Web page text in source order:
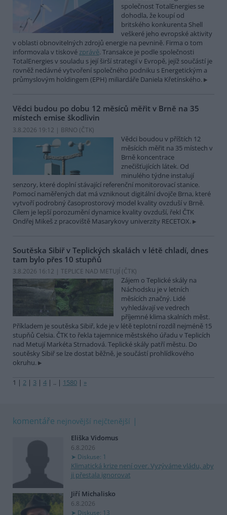
společnost TotalEnergies se
dohodla, že koupí od
britského konkurenta Shell
veškeré jeho evropské aktivity
v oblasti obnovitelných zdrojů energie na pevnině. Firma o tom
informovala v tiskovézprávě. Transakce je podle společnosti
TotalEnergies v souladu s její širší strategií v Evropě, jejíž součástí je
rovněž nedávné vytvoření společného podniku s Energetickým a
průmyslovým holdingem (EPH) miliardáře Daniela Křetínského.
Vědci budou po dobu 12 měsíců měřit v Brně na 35
místech emise škodlivin
3.8.2026 19:12 | BRNO (ČTK)
Vědci boudou v příštích 12
měsících měřit na 35 místech v
Brně koncentrace
znečišťujících látek. Od
minulého týdne instalují
senzory, které doplní stávající referenční monitorovací stanice.
Pomocí naměřených dat má vzniknout digitální dvojče Brna, které
vytvoří podrobný časoprostorový model kvality ovzduší v Brně.
Cílem je lepší porozumění dynamice kvality ovzduší, řekl ČTK
Ondřej Mikeš z pracoviště Masarykovy univerzity RECETOX.
Soutěska Sibiř v Teplických skalách v létě chladí, dnes
tam bylo přes 10 stupňů
3.8.2026 16:12 | TEPLICE NAD METUJÍ (ČTK)
Zájem o Teplické skály na
Náchodsku je v letních
měsících značný. Lidé
vyhledávají ve vedrech
příjemné klima skalních měst.
Příkladem je soutěska Sibiř, kde je v létě teplotní rozdíl nejméně 15
stupňů Celsia. ČTK to řekla tajemnice městského úřadu v Teplicích
nad Metují Markéta Strnadová. Teplické skály patří městu. Do
soutěsky Sibiř se lze dostat běžně, je součástí prohlídkového
okruhu.
1 | 2 | 3 | 4 | .. | 1580 | »
komentáře nejnovější nejčtenější
Eliška Vidomus
6.8.2026
Diskuse: 1
Klimatická krize není over. Vyzýváme vládu, aby
ji přestala ignorovat
Jiří Michalisko
6.8.2026
Diskuse: 13